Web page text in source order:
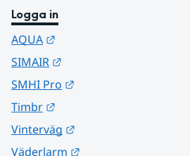
Logga in
AQUA
SIMAIR
SMHI Pro
Timbr
Vinterväg
Väderlarm